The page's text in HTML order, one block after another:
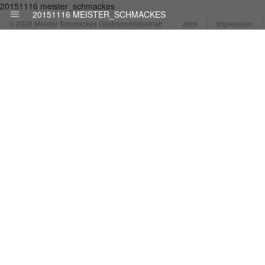
20151116 MEISTER_SCHMACKES
20151116 meister_schmackes
© 2026 Meister Schmackes Gastronomiebetrieb Jobs Impressum